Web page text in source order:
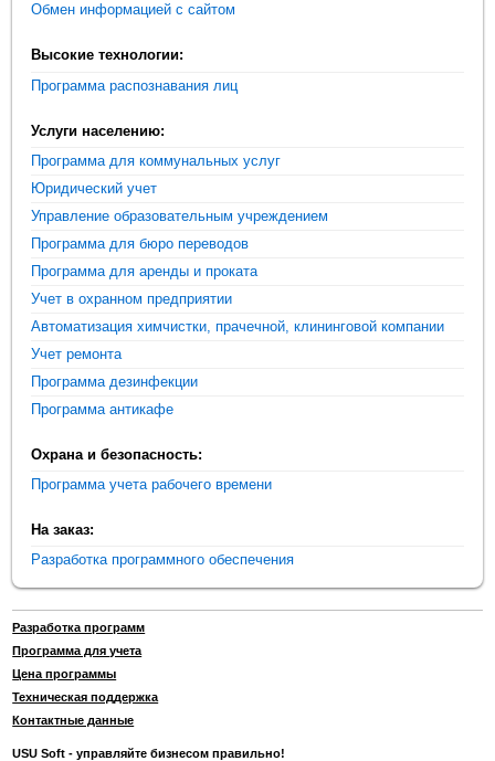
Обмен информацией с сайтом
Высокие технологии:
Программа распознавания лиц
Услуги населению:
Программа для коммунальных услуг
Юридический учет
Управление образовательным учреждением
Программа для бюро переводов
Программа для аренды и проката
Учет в охранном предприятии
Автоматизация химчистки, прачечной, клининговой компании
Учет ремонта
Программа дезинфекции
Программа антикафе
Охрана и безопасность:
Программа учета рабочего времени
На заказ:
Разработка программного обеспечения
Разработка программ
Программа для учета
Цена программы
Техническая поддержка
Контактные данные
USU Soft - управляйте бизнесом правильно!